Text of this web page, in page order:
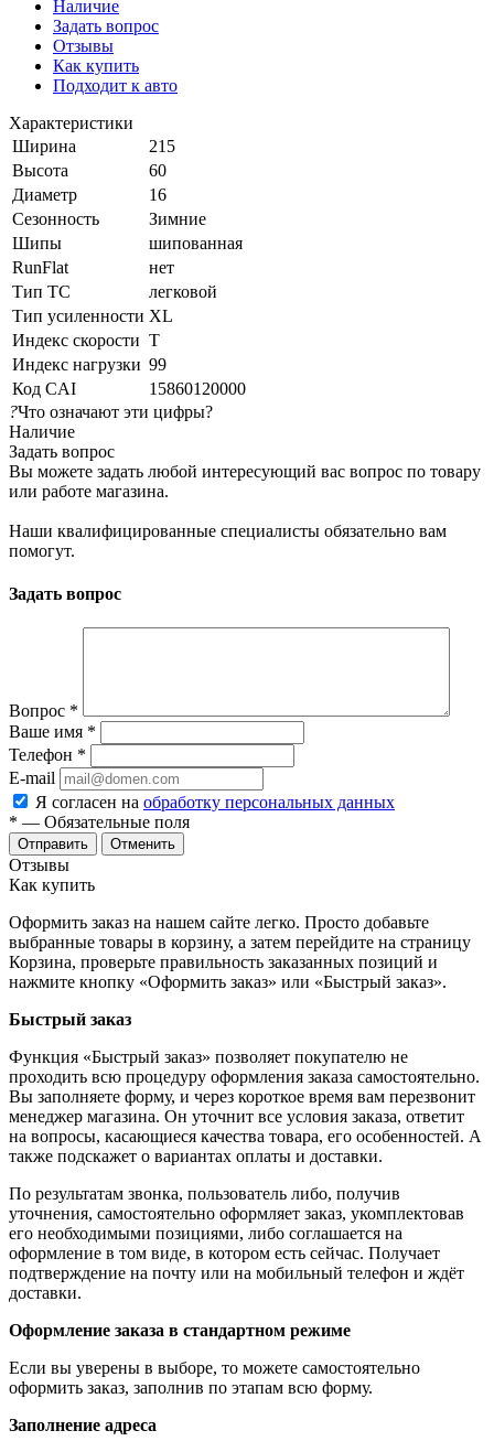
Наличие
Задать вопрос
Отзывы
Как купить
Подходит к авто
Характеристики
Ширина
215
Высота
60
Диаметр
16
Сезонность
Зимние
Шипы
шипованная
RunFlat
нет
Тип ТС
легковой
Тип усиленности XL
Индекс скорости T
Индекс нагрузки 99
Код CAI
15860120000
?Что означают эти цифры?
Наличие
Задать вопрос
Вы можете задать любой интересующий вас вопрос по товару
или работе магазина.
Наши квалифицированные специалисты обязательно вам
помогут.
Задать вопрос
Вопрос *
Ваше имя *
Телефон *
E-mail
Я согласен на обработку персональных данных
* — Обязательные поля
Отменить
Отзывы
Как купить
Оформить заказ на нашем сайте легко. Просто добавьте
выбранные товары в корзину, а затем перейдите на страницу
Корзина, проверьте правильность заказанных позиций и
нажмите кнопку «Оформить заказ» или «Быстрый заказ».
Быстрый заказ
Функция «Быстрый заказ» позволяет покупателю не
проходить всю процедуру оформления заказа самостоятельно.
Вы заполняете форму, и через короткое время вам перезвонит
менеджер магазина. Он уточнит все условия заказа, ответит
на вопросы, касающиеся качества товара, его особенностей. А
также подскажет о вариантах оплаты и доставки.
По результатам звонка, пользователь либо, получив
уточнения, самостоятельно оформляет заказ, укомплектовав
его необходимыми позициями, либо соглашается на
оформление в том виде, в котором есть сейчас. Получает
подтверждение на почту или на мобильный телефон и ждёт
доставки.
Оформление заказа в стандартном режиме
Если вы уверены в выборе, то можете самостоятельно
оформить заказ, заполнив по этапам всю форму.
Заполнение адреса